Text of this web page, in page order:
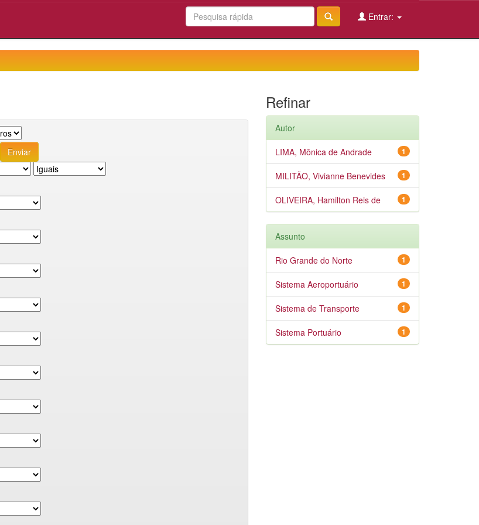
Entrar:
Refinar
Autor
1
LIMA, Mônica de Andrade
1
MILITÃO, Vivianne Benevides
1
OLIVEIRA, Hamilton Reis de
Assunto
1
Rio Grande do Norte
1
Sistema Aeroportuário
1
Sistema de Transporte
1
Sistema Portuário